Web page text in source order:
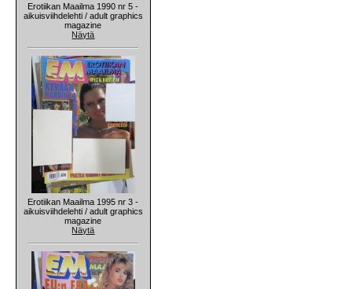
Erotiikan Maailma 1990 nr 5 -
aikuisviihdelehti / adult graphics
magazine
Näytä
Erotiikan Maailma 1995 nr 3 -
aikuisviihdelehti / adult graphics
magazine
Näytä